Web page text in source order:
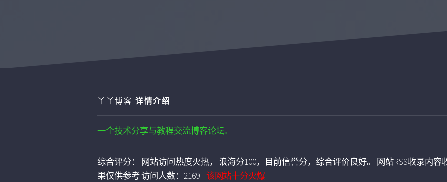
丫丫博客 详情介绍
一个技术分享与教程交流博客论坛。
综合评分：
网站访问热度火热， 浪海分100，目前信誉分，综合评价良好。 网站RSS收录内容
果仅供参考访问人数：2169 该网站十分火爆